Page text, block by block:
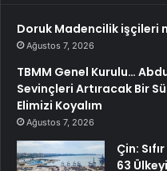
Doruk Madencilik işçileri
Ağustos 7, 2026
TBMM Genel Kurulu…
Sevinçleri Artıracak Bir
Elimizi Koyalım
Ağustos 7, 2026
Çin:
63